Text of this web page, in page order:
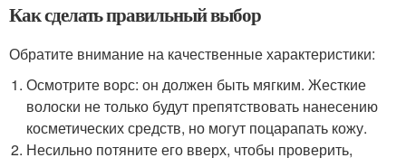
Как сделать правильный выбор
Обратите внимание на качественные характеристики:
Осмотрите ворс: он должен быть мягким. Жесткие
волоски не только будут препятствовать нанесению
косметических средств, но могут поцарапать кожу.
Несильно потяните его вверх, чтобы проверить,